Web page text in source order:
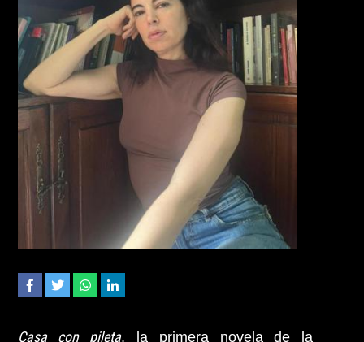
Casa con pileta, la primera novela de la